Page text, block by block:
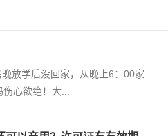
放学后没回家，从晚上6：00家
心欲绝！大...